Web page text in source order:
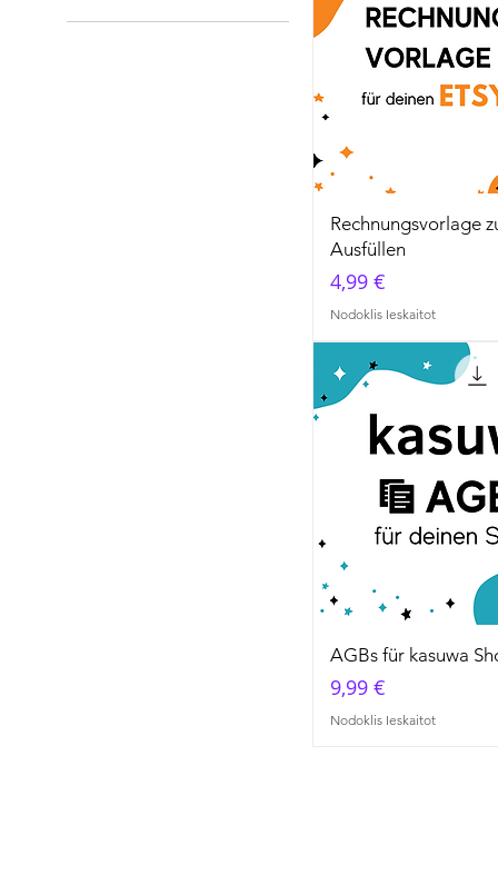
Rechnungsvorlage
Ausfüllen
Cena
4,99 €
Nodoklis Ieskaitot
AGBs für kasuwa
Cena
9,99 €
Nodoklis Ieskaitot